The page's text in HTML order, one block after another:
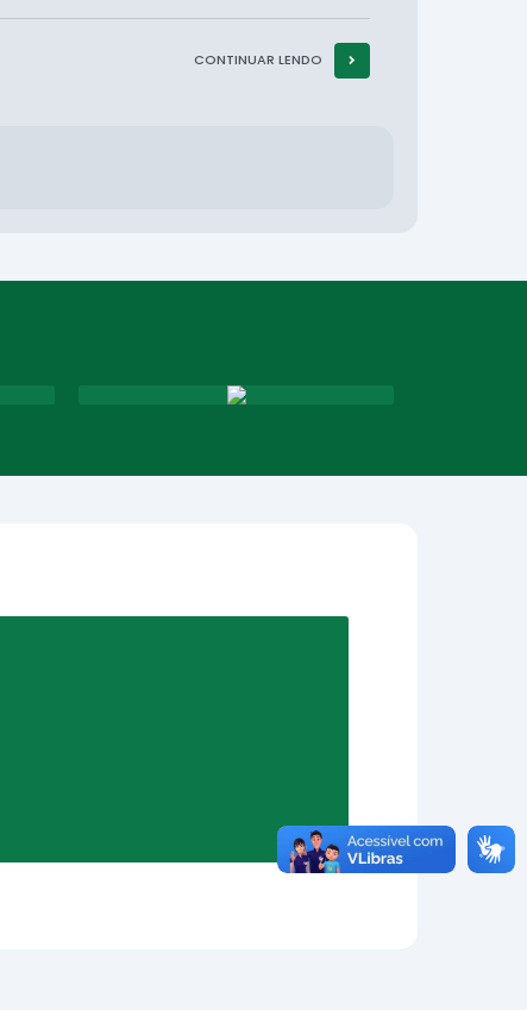
do município de Campos Gerais – MG,
CONTINUAR LENDO